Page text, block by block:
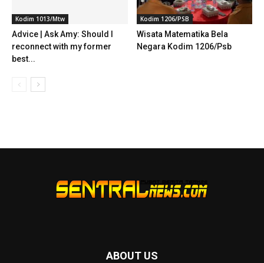
Kodim 1013/Mtw
Advice | Ask Amy: Should I
reconnect with my former
best...
Kodim 1206/PSB
Wisata Matematika Bela
Negara Kodim 1206/Psb
ABOUT US